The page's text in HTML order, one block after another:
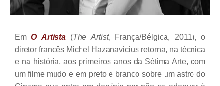
EmO Artista(The Artist, França/Bélgica, 2011), o
diretor francês Michel Hazanavicius retorna, na técnica
e na história, aos primeiros anos da Sétima Arte, com
um filme mudo e em preto e branco sobre um astro do